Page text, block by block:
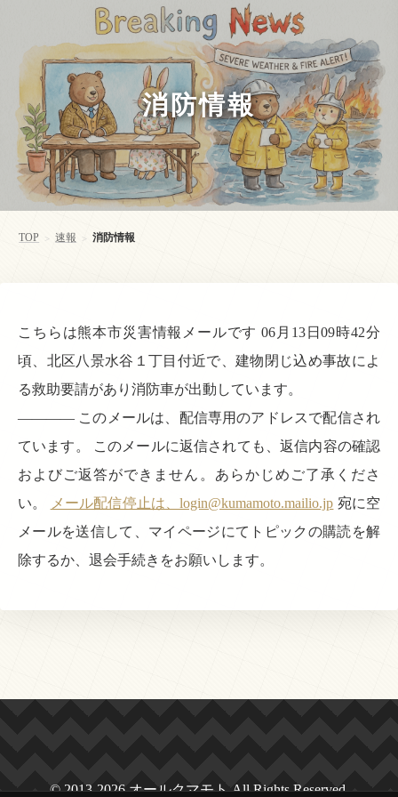
消防情報
TOP > 速報 > 消防情報
こちらは熊本市災害情報メールです 06月13日09時42分
頃、北区八景水谷１丁目付近で、建物閉じ込め事故によ
る救助要請があり消防車が出動しています。
———— このメールは、配信専用のアドレスで配信され
ています。 このメールに返信されても、返信内容の確認
およびご返答ができません。あらかじめご了承くださ
い。
メール配信停止は、login@kumamoto.mailio.jp 宛に空
メールを送信して、マイページにてトピックの購読を解
除するか、退会手続きをお願いします。
© 2013-2026 オールクマモト All Rights Reserved.